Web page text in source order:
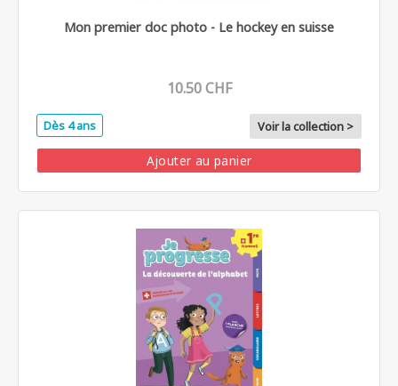
Mon premier doc photo - Le hockey en suisse
10.50 CHF
Dès 4 ans Voir la collection >
Ajouter au panier